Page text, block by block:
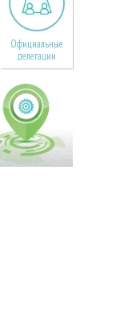
Официальные
делегации